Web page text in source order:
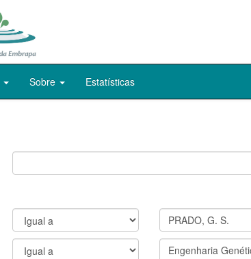
Sobre Estatísticas